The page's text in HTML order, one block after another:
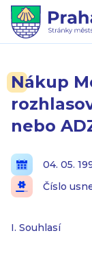
Nákup
nebo
04. 05.
Číslo
I. Souhlasí